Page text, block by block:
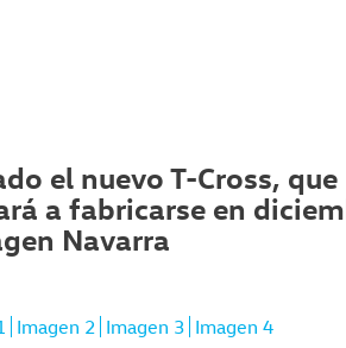
el nuevo T-Cross, que
a fabricarse en
Navarra
Imagen 2 Imagen 3 Imagen 4